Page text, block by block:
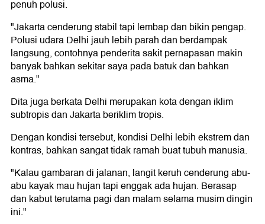
penuh polusi.
"Jakarta cenderung stabil tapi lembap dan bikin pengap.
Polusi udara Delhi jauh lebih parah dan berdampak
langsung, contohnya penderita sakit pernapasan makin
banyak bahkan sekitar saya pada batuk dan bahkan
asma."
Dita juga berkata Delhi merupakan kota dengan iklim
subtropis dan Jakarta beriklim tropis.
Dengan kondisi tersebut, kondisi Delhi lebih ekstrem dan
kontras, bahkan sangat tidak ramah buat tubuh manusia.
"Kalau gambaran di jalanan, langit keruh cenderung abu-
abu kayak mau hujan tapi enggak ada hujan. Berasap
dan kabut terutama pagi dan malam selama musim dingin
ini."